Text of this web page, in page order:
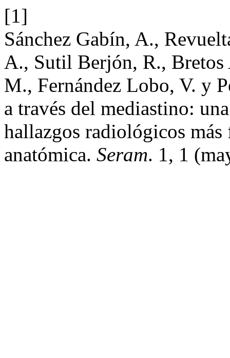
[1]
Sánchez Gabín, A.,
A., Sutil Berjón, R.,
M., Fernández Lobo, V. y
a través del mediastino:
hallazgos radiológicos más
anatómica. Seram. 1, 1